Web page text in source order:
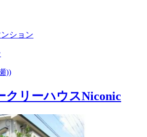
ション
))
クリーハウスNiconic